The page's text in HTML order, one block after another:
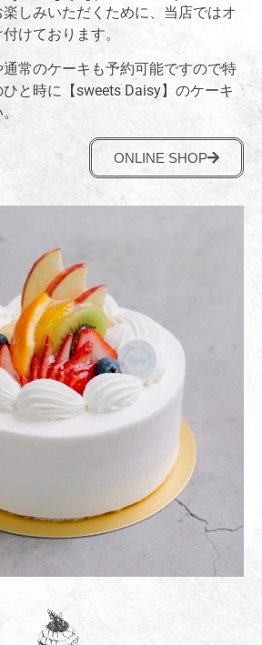
しみいただくために、当店ではオ
けております。
常のケーキも予約可能ですので特
と時に【sweets Daisy】のケーキ
ONLINE SHOP